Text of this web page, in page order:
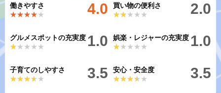
働きやすさ
★★★★★
★★★★★ 4.0
買い物の便利さ
★★★★★
★★★★★ 2.0
グルメスポットの充実度
★★★★★
★★★★★ 1.0
娯楽・レジャーの充実度
★★★★★
★★★★★ 1.0
子育てのしやすさ
★★★★★
★★★★★ 3.5
安心・安全度
★★★★★
★★★★★ 3.5